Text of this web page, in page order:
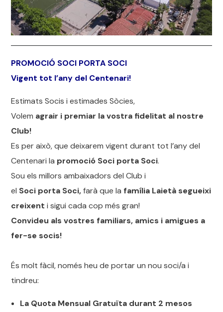
PROMOCIÓ SOCI PORTA SOCI
Vigent tot l’any del Centenari!
Estimats Socis i estimades Sòcies,
Volem agrair i premiar la vostra fidelitat al nostre
Club!
Es per això, que deixarem vigent durant tot l’any del
Centenari la promoció Soci porta Soci.
Sou els millors ambaixadors del Club i
el Soci porta Soci,farà que la família Laietà segueixi
creixent i sigui cada cop més gran!
Convideu als vostres familiars, amics i amigues a
fer-se socis!
És molt fàcil, només heu de portar un nou soci/a i
tindreu:
La Quota Mensual Gratuïta durant 2 mesos